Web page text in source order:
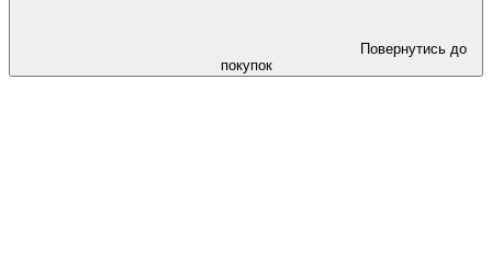
Повернутись до
покупок